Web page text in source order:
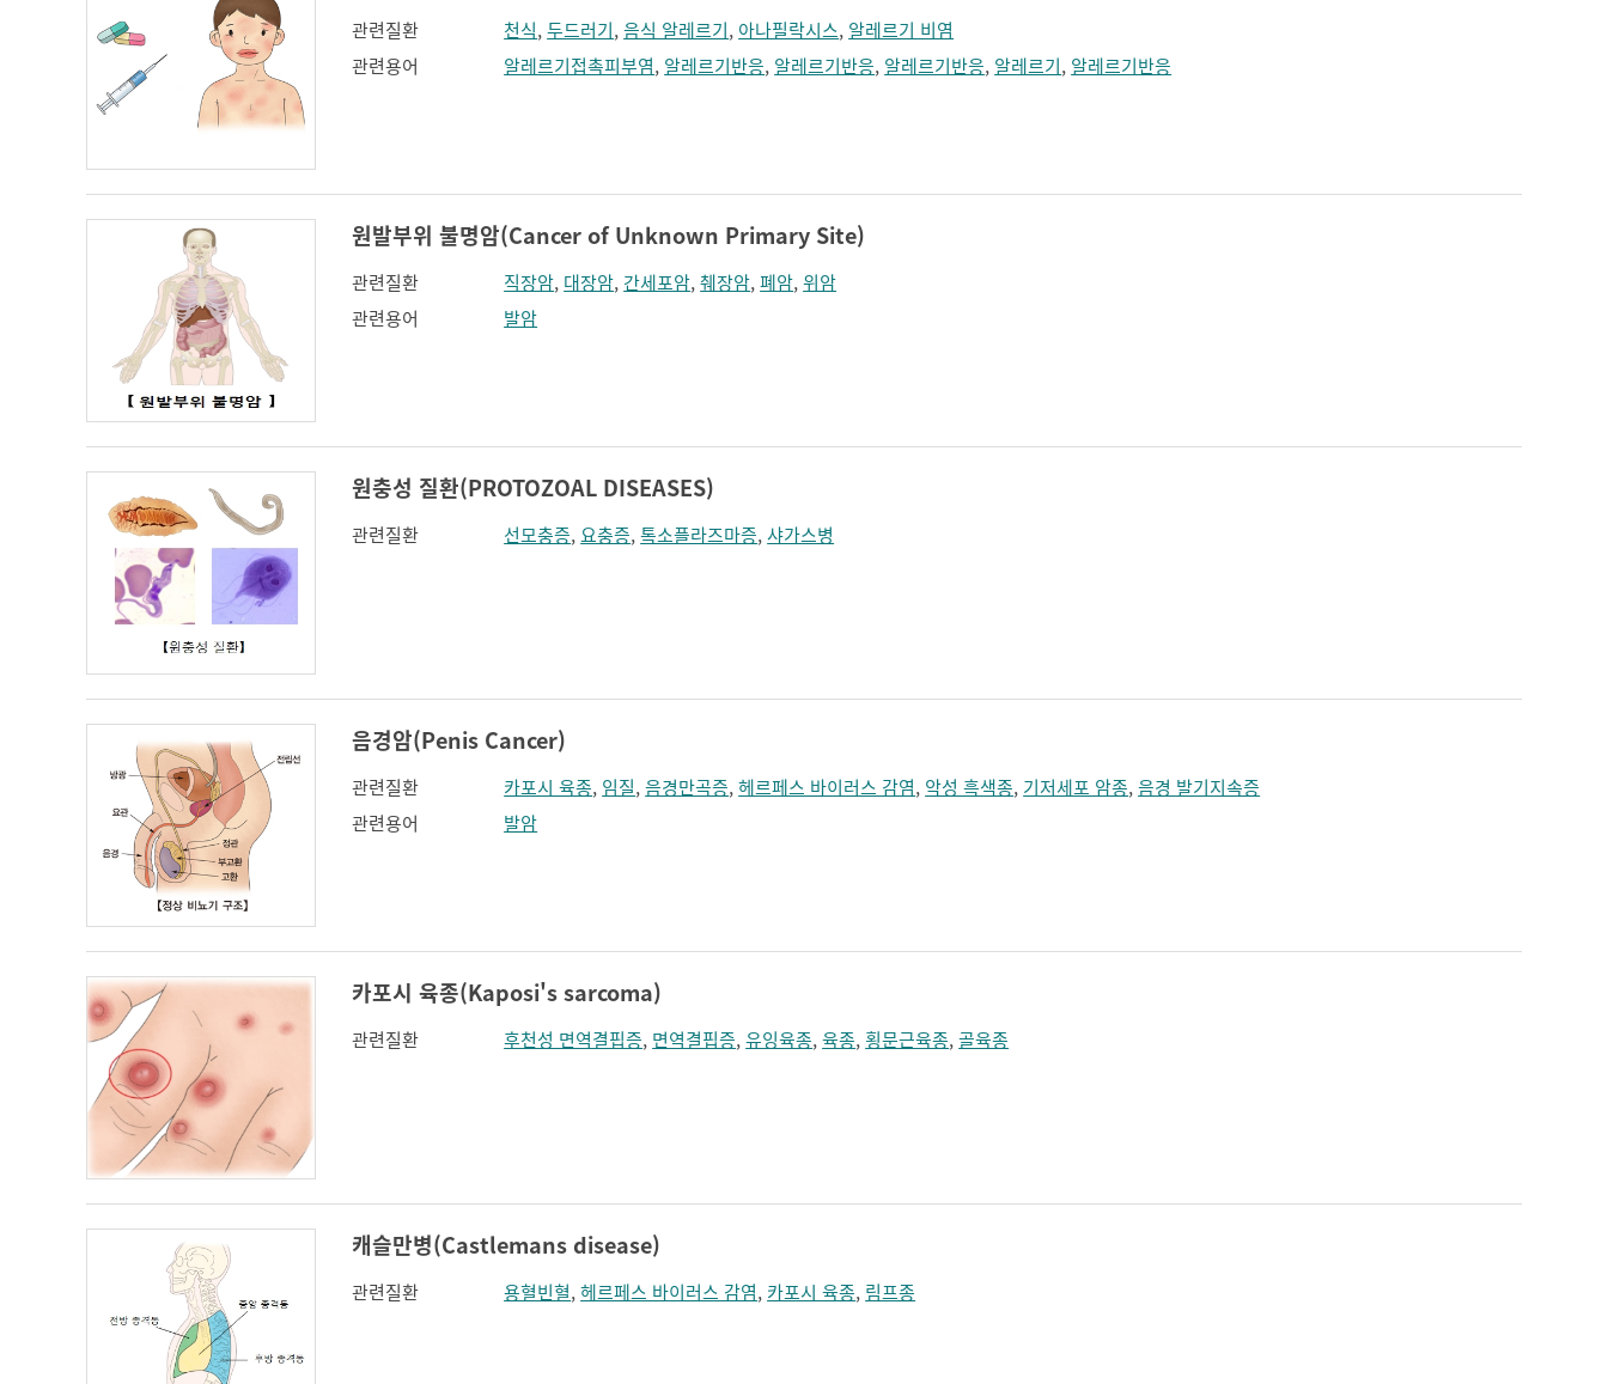
관련질환 천식,두드러기,음식 알레르기, 아나필락시스, 알레르기 비염
관련용어
알레르기접촉피부염, 알레르기반응, 알레르기반응, 알레르기반응, 알레르기, 알레르기반응
원발부위 불명암(Cancer of Unknown Primary Site)
관련질환 직장암, 대장암, 간세포암,췌장암,폐암,위암
관련용어
발암
원충성 질환(PROTOZOAL DISEASES)
관련질환 선모충증,요충증,톡소플라즈마증,샤가스병
음경암(Penis Cancer)
관련질환 카포시 육종, 임질,음경만곡증,헤르페스 바이러스 감염, 악성 흑색종, 기저세포 암종,음경 발기지속증
관련용어
발암
카포시 육종(Kaposi's sarcoma)
관련질환 후천성 면역결핍증, 면역결핍증,유잉육종,육종, 횡문근육종,골육종
캐슬만병(Castlemans disease)
관련질환 용혈빈혈,헤르페스 바이러스 감염, 카포시 육종, 림프종